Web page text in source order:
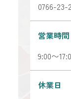
0766-23-
営業時間
9:00〜
休業日
観光ガイド
レンタサイク